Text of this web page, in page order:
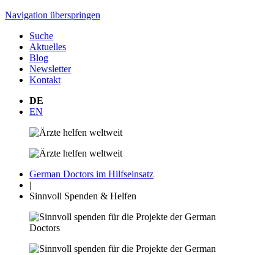
Navigation überspringen
Suche
Aktuelles
Blog
Newsletter
Kontakt
DE
EN
German Doctors im Hilfseinsatz
|
Sinnvoll Spenden & Helfen